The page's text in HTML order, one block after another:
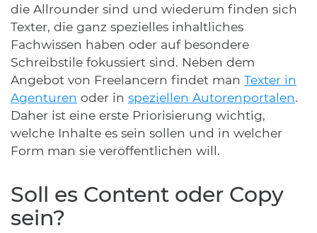
die Allrounder sind und wiederum finden sich
Texter, die ganz spezielles inhaltliches
Fachwissen haben oder auf besondere
Schreibstile fokussiert sind. Neben dem
Angebot von Freelancern findet man Texter in
Agenturen oder in speziellen Autorenportalen.
Daher ist eine erste Priorisierung wichtig,
welche Inhalte es sein sollen und in welcher
Form man sie veröffentlichen will.
Soll es Content oder Copy
sein?